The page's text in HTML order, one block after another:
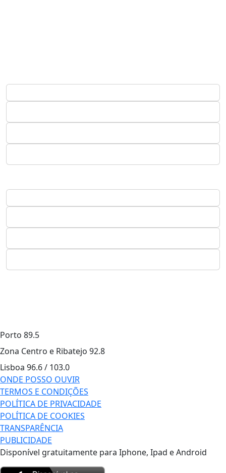
Porto 89.5
Zona Centro e Ribatejo 92.8
Lisboa 96.6 / 103.0
ONDE POSSO OUVIR
TERMOS E CONDIÇÕES
POLÍTICA DE PRIVACIDADE
POLÍTICA DE COOKIES
TRANSPARÊNCIA
PUBLICIDADE
Disponível gratuitamente para Iphone, Ipad e Android